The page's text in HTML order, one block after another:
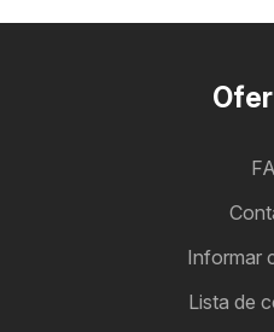
Informar
Lista de